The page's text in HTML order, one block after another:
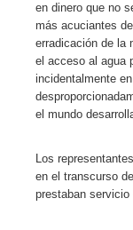
en dinero que no
más acuciantes
erradicación de la
el acceso al agua
incidentalmente
el mundo
Los
en el transcurso
prestaban servicio